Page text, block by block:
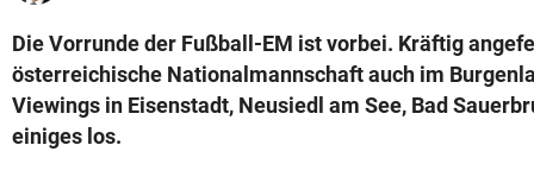
Die Vorrunde der Fußball-EM ist vorbei. Kräftig
österreichische Nationalmannschaft auch im
Viewings in Eisenstadt, Neusiedl am See, Bad
einiges los.